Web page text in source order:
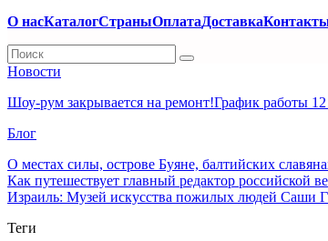
О насКаталогСтраныОплатаДоставка
Новости
Шоу-рум закрывается на ремонт!График работы 12
Блог
О местах силы, острове Буяне, балтийских
Как путешествует главный редактор российской
Израиль: Музей искусства пожилых людей Саши
Теги